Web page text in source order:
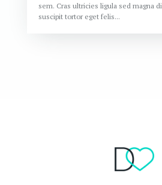
sem. Cras ultricies ligula sed magna
suscipit tortor eget felis...